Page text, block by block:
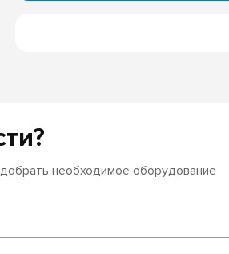
необходимое оборудование